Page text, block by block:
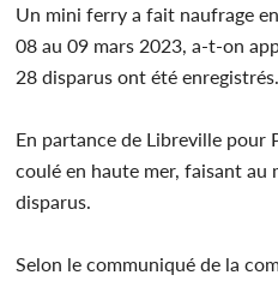
Un mini ferry a fait naufrage
08 au 09 mars 2023, a-t-on
28 disparus ont été enregistrés.
En partance de Libreville
coulé en haute mer, faisant au
disparus.
Selon le communiqué de la